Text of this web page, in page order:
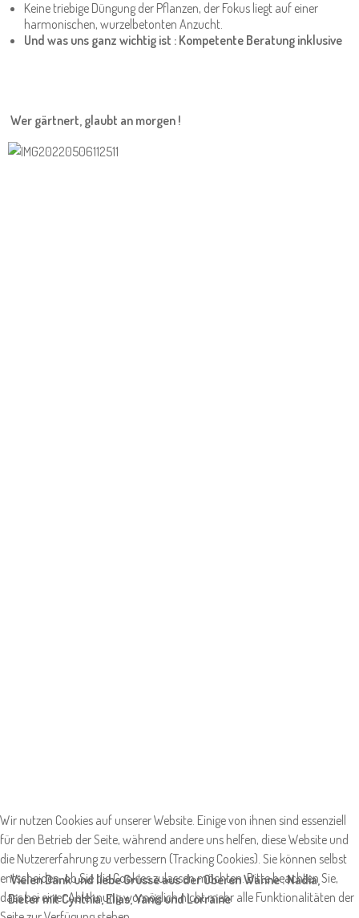
Keine triebige Düngung der Pflanzen, der Fokus liegt auf einer
harmonischen, wurzelbetonten Anzucht.
Und was uns ganz wichtig ist : Kompetente Beratung inklusive
Wer gärtnert, glaubt an morgen !
Vielen Dank und liebe Grüsse aus der Oberen Wanne : Nadia,
Dieter mit Cynthia, Elias, Yanis und Lorraine
Wir nutzen Cookies auf unserer Website. Einige von ihnen sind essenziell
für den Betrieb der Seite, während andere uns helfen, diese Website und
die Nutzererfahrung zu verbessern (Tracking Cookies). Sie können selbst
entscheiden, ob Sie die Cookies zulassen möchten. Bitte beachten Sie,
dass bei einer Ablehnung womöglich nicht mehr alle Funktionalitäten der